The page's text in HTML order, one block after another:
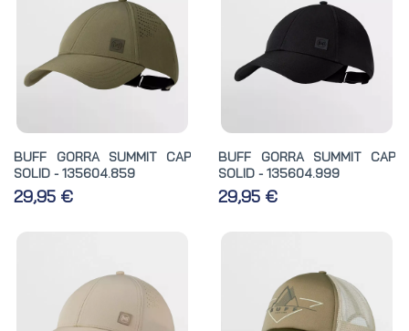
BUFF GORRA SUMMIT CAP
SOLID - 135604.859
29,95 €
BUFF GORRA SUMMIT CAP
SOLID - 135604.999
29,95 €